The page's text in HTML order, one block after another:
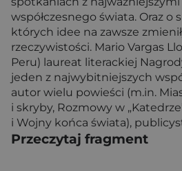
współczesnego świata. Oraz o
których idee na zawsze
rzeczywistości. Mario Vargas
Peru) laureat literackiej
jeden z najwybitniejszych
autor wielu powieści (m.in.
i skryby, Rozmowy w
i Wojny końca świata),
Przeczytaj fragment